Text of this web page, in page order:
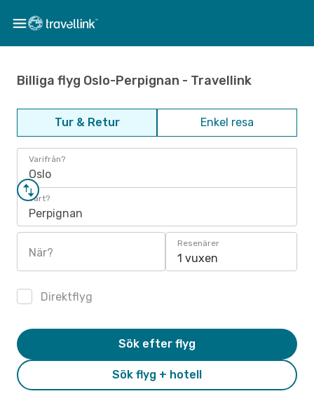
Billiga flyg Oslo-Perpignan - Travellink
Tur & Retur Enkel resa
Varifrån?
Oslo
Vart?
Perpignan
När?
Resenärer
1 vuxen
Direktflyg
Sök flyg + hotell
Sök efter flyg